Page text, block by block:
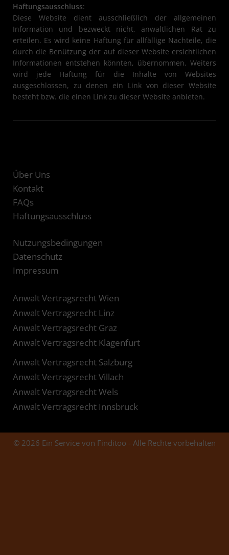
Haftungsausschluss:
Diese Website dient ausschließlich der allgemeinen
Information und bezweckt nicht, anwaltlichen Rat zu
erteilen. Es wird keine Haftung für allfällige Nachteile, die
durch die Benützung der auf dieser Website ersichtlichen
Informationen entstehen könnten, übernommen. Weiters
wird jede Haftung für die Inhalte von Websites
ausgeschlossen, zu denen ein Link von dieser Website
besteht bzw. die einen Link zu dieser Website anbieten.
Über Uns
Kontakt
FAQs
Haftungsausschluss
Nutzungsbedingungen
Datenschutz
Impressum
Anwalt Vertragsrecht Wien
Anwalt Vertragsrecht Linz
Anwalt Vertragsrecht Graz
Anwalt Vertragsrecht Klagenfurt
Anwalt Vertragsrecht Salzburg
Anwalt Vertragsrecht Villach
Anwalt Vertragsrecht Wels
Anwalt Vertragsrecht Innsbruck
© 2026 Ein Service von Finditoo - Alle Rechte vorbehalten